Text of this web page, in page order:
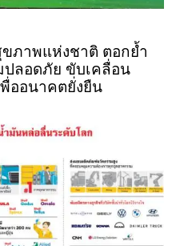
ภาพแห่งชาติ ตอกย้ำ
ลอดภัย ขับเคลื่อน
ออนาคตยั่งยืน